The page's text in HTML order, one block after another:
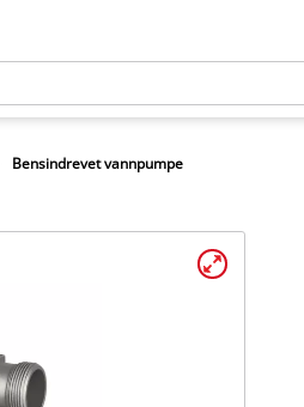
Bensindrevet vannpumpe